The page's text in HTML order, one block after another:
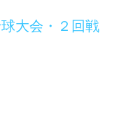
大会・２回戦